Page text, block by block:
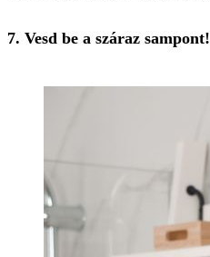
7. Vesd be a száraz sampont!